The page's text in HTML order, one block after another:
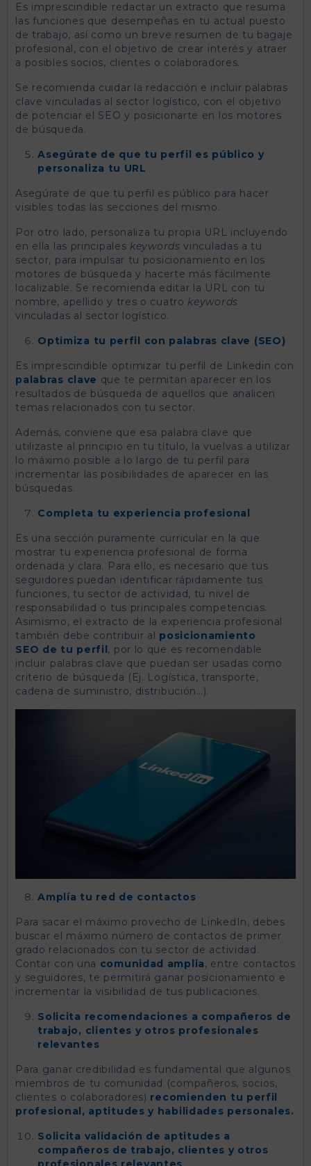
Es imprescindible redactar un extracto que resuma
las funciones que desempeñas en tu actual puesto
de trabajo, así como un breve resumen de tu bagaje
profesional, con el objetivo de crear interés y atraer
a posibles socios, clientes o colaboradores.
Se recomienda cuidar la redacción e incluir palabras
clave vinculadas al sector logístico, con el objetivo
de potenciar el SEO y posicionarte en los motores
de búsqueda.
Asegúrate de que tu perfil es público y
personaliza tu URL
Asegúrate de que tu perfil es público para hacer
visibles todas las secciones del mismo.
Por otro lado, personaliza tu propia URL incluyendo
en ella las principales keywordsvinculadas a tu
sector, para impulsar tu posicionamiento en los
motores de búsqueda y hacerte más fácilmente
localizable. Se recomienda editar la URL con tu
nombre, apellido y tres o cuatro keywords
vinculadas al sector logístico.
Optimiza tu perfil con palabras clave (SEO)
Es imprescindible optimizar tu perfil de Linkedin con
palabras clave que te permitan aparecer en los
resultados de búsqueda de aquellos que analicen
temas relacionados con tu sector.
Además, conviene que esa palabra clave que
utilizaste al principio en tu título, la vuelvas a utilizar
lo máximo posible a lo largo de tu perfil para
incrementar las posibilidades de aparecer en las
búsquedas.
Completa tu experiencia profesional
Es una sección puramente curricular en la que
mostrar tu experiencia profesional de forma
ordenada y clara. Para ello, es necesario que tus
seguidores puedan identificar rápidamente tus
funciones, tu sector de actividad, tu nivel de
responsabilidad o tus principales competencias.
Asimismo, el extracto de la experiencia profesional
también debe contribuir al posicionamiento
SEO de tu perfil, por lo que es recomendable
incluir palabras clave que puedan ser usadas como
criterio de búsqueda (Ej. Logística, transporte,
cadena de suministro, distribución…).
Amplía tu red de contactos
Para sacar el máximo provecho de LinkedIn, debes
buscar el máximo número de contactos de primer
grado relacionados con tu sector de actividad.
Contar con una comunidad amplia, entre contactos
y seguidores, te permitirá ganar posicionamiento e
incrementar la visibilidad de tus publicaciones.
Solicita recomendaciones a compañeros de
trabajo, clientes y otros profesionales
relevantes
Para ganar credibilidad es fundamental que algunos
miembros de tu comunidad (compañeros, socios,
clientes o colaboradores) recomienden tu perfil
profesional, aptitudes y habilidades personales.
Solicita validación de aptitudes a
compañeros de trabajo, clientes y otros